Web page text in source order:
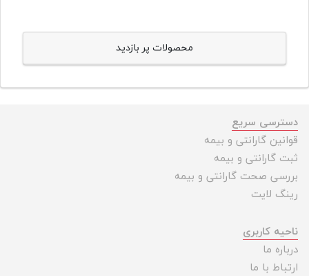
محصولات پر بازدید
دسترسی سریع
قوانین گارانتی و بیمه
ثبت گارانتی و بیمه
بررسی صحت گارانتی و بیمه
رینگ لایت
ناحیه کاربری
درباره ما
ارتباط با ما